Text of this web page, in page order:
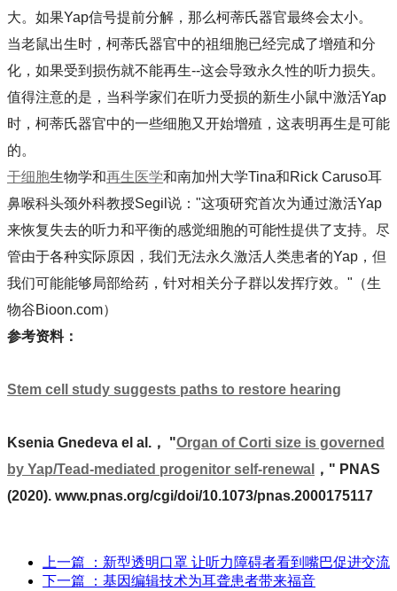
大。如果Yap信号提前分解，那么柯蒂氏器官最终会太小。
当老鼠出生时，柯蒂氏器官中的祖细胞已经完成了增殖和分
化，如果受到损伤就不能再生--这会导致永久性的听力损失。
值得注意的是，当科学家们在听力受损的新生小鼠中激活Yap
时，柯蒂氏器官中的一些细胞又开始增殖，这表明再生是可能
的。
干细胞生物学和再生医学和南加州大学Tina和Rick Caruso耳
鼻喉科头颈外科教授Segil说："这项研究首次为通过激活Yap
来恢复失去的听力和平衡的感觉细胞的可能性提供了支持。尽
管由于各种实际原因，我们无法永久激活人类患者的Yap，但
我们可能能够局部给药，针对相关分子群以发挥疗效。"（生
物谷Bioon.com）
参考资料：
Stem cell study suggests paths to restore hearing
Ksenia Gnedeva el al.， "Organ of Corti size is governed
by Yap/Tead-mediated progenitor self-renewal
，" PNAS
(2020). www.pnas.org/cgi/doi/10.1073/pnas.2000175117
上一篇
：新型透明口罩 让听力障碍者看到嘴巴促进交流
下一篇
：基因编辑技术为耳聋患者带来福音